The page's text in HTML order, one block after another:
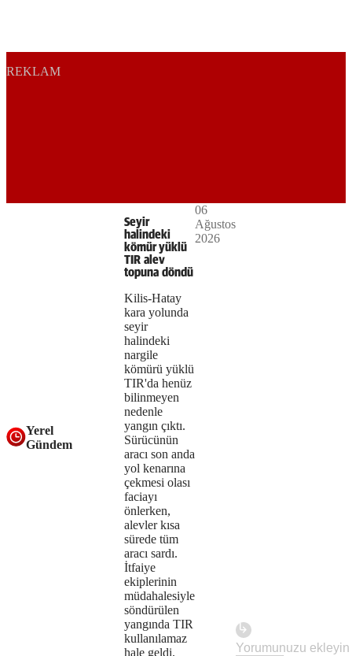
REKLAM
Yerel
Gündem
Play
Video
loaded,
because
network
because
Seyir
halindeki
kömür yüklü
TIR alev
topuna döndü
Kilis-Hatay
kara yolunda
seyir
halindeki
nargile
kömürü yüklü
TIR'da henüz
bilinmeyen
nedenle
yangın çıktı.
Sürücünün
aracı son anda
yol kenarına
çekmesi olası
faciayı
önlerken,
alevler kısa
sürede tüm
aracı sardı.
İtfaiye
ekiplerinin
müdahalesiyle
söndürülen
yangında TIR
kullanılamaz
hale geldi.
06
Ağustos
2026